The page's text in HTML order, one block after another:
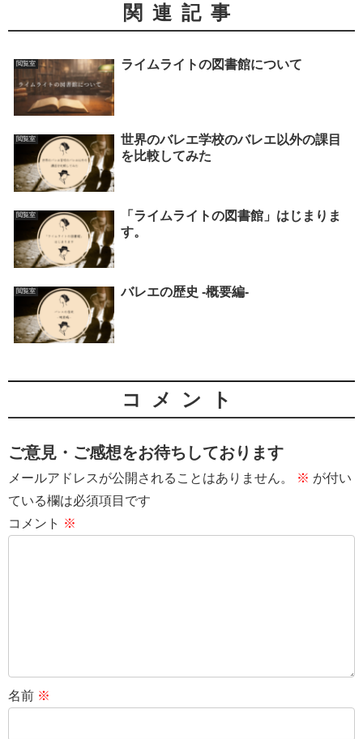
関連記事
閲覧室 ライムライトの図書館について
閲覧室
世界のバレエ学校のバレエ以外の課目
を比較してみた
閲覧室
「ライムライトの図書館」はじまりま
す。
閲覧室 バレエの歴史 -概要編-
コメント
ご意見・ご感想をお待ちしております
メールアドレスが公開されることはありません。 ※ が付い
ている欄は必須項目です
コメント ※
名前 ※